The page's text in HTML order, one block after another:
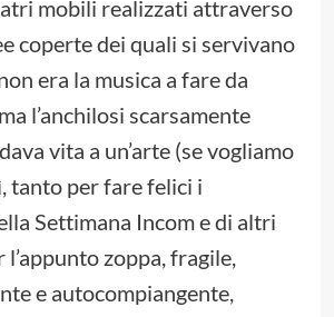
mobili realizzati attraverso
coperte dei quali si servivano
era la musica a fare da
l’anchilosi scarsamente
vita a un’arte (se vogliamo
tanto per fare felici i
Settimana Incom e di altri
zoppa, fragile,
e autocompiangente,